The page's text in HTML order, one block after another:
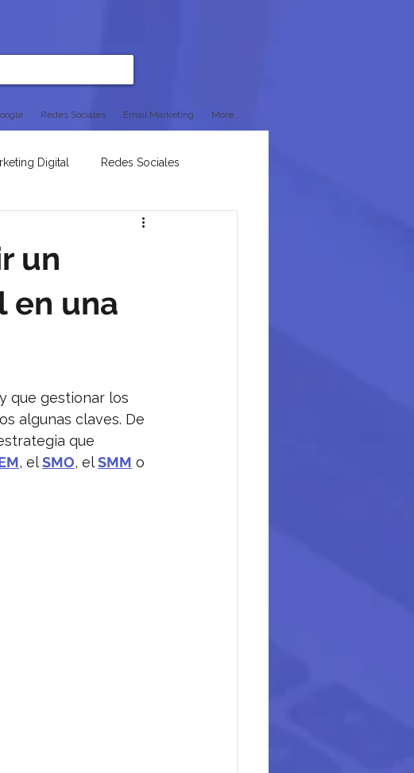
Redes Sociales Email Marketing More...
Digital Redes Sociales
un
en una
que gestionar los
algunas claves. De
que
, el SMO, el SMM o